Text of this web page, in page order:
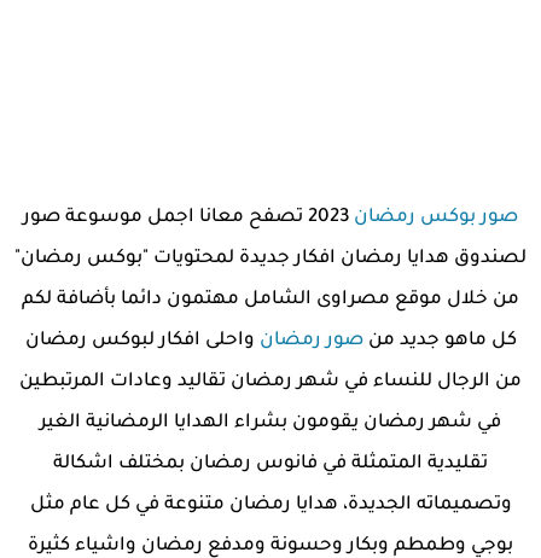
صور بوكس رمضان
2023 تصفح معانا اجمل موسوعة صور
لصندوق هدايا رمضان افكار جديدة لمحتويات "بوكس رمضان"
من خلال موقع مصراوى الشامل مهتمون دائما بأضافة لكم
كل ماهو جديد منصور رمضان واحلى افكار لبوكس رمضان
من الرجال للنساء في شهر رمضان تقاليد وعادات المرتبطين
في شهر رمضان يقومون بشراء الهدايا الرمضانية الغير
تقليدية المتمثلة في فانوس رمضان بمختلف اشكالة
وتصميماته الجديدة، هدايا رمضان متنوعة في كل عام مثل
بوجي وطمطم وبكار وحسونة ومدفع رمضان واشياء كثيرة